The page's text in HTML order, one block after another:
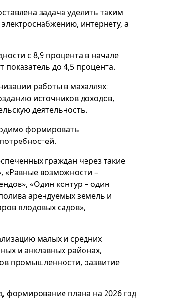
задача уделить таким
интернету, а
с 8,9 процента в начале
показатель до 4,5 процента.
работы в махаллях:
источников доходов,
деятельность.
формировать
граждан через такие
«Равные возможности –
«Один контур – один
арендуемых земель и
плодовых садов»,
малых и средних
и анклавных районах,
промышленности, развитие
формирование плана на 2026 год